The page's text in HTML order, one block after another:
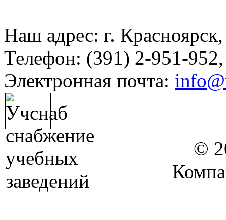
Наш адрес: г.
Телефон: (391) 2-951-
Электронная почта:
©